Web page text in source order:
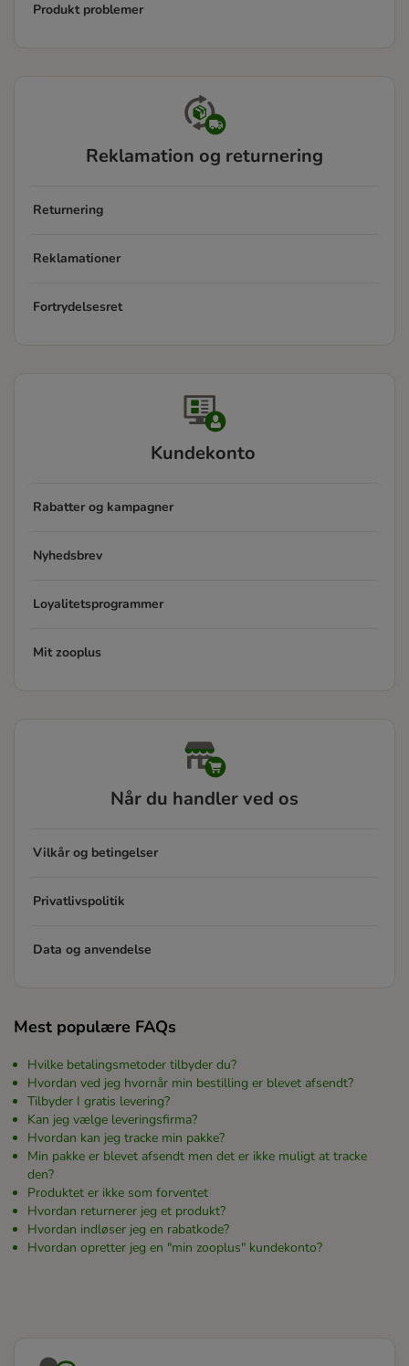
Produkt problemer
Reklamation og returnering
Returnering
Reklamationer
Fortrydelsesret
Kundekonto
Rabatter og kampagner
Nyhedsbrev
Loyalitetsprogrammer
Mit zooplus
Når du handler ved os
Vilkår og betingelser
Privatlivspolitik
Data og anvendelse
Mest populære FAQs
Hvilke betalingsmetoder tilbyder du?
Hvordan ved jeg hvornår min bestilling er blevet afsendt?
Tilbyder I gratis levering?
Kan jeg vælge leveringsfirma?
Hvordan kan jeg tracke min pakke?
Min pakke er blevet afsendt men det er ikke muligt at tracke
den?
Produktet er ikke som forventet
Hvordan returnerer jeg et produkt?
Hvordan indløser jeg en rabatkode?
Hvordan opretter jeg en "min zooplus" kundekonto?